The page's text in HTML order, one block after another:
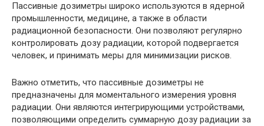
Пассивные дозиметры широко используются в ядерной
промышленности, медицине, а также в области
радиационной безопасности. Они позволяют регулярно
контролировать дозу радиации, которой подвергается
человек, и принимать меры для минимизации рисков.
Важно отметить, что пассивные дозиметры не
предназначены для моментального измерения уровня
радиации. Они являются интегрирующими устройствами,
позволяющими определить суммарную дозу радиации за